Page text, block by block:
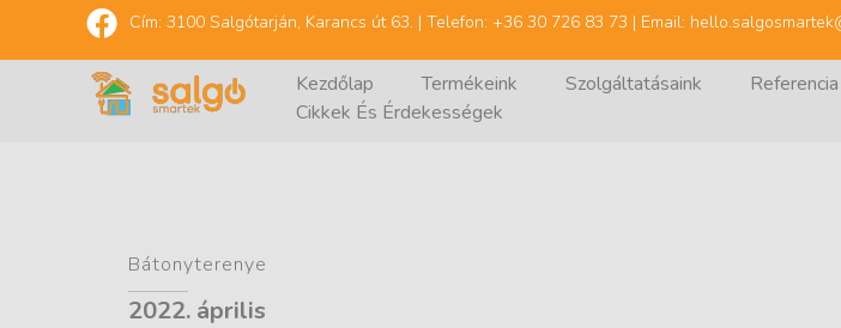
Cím: 3100 Salgótarján, Karancs út 63. | Telefon: +36 30 726 83 73 | Email:
Kezdőlap Termékeink Szolgáltatásaink
Cikkek És Érdekességek
Bátonyterenye
2022. április